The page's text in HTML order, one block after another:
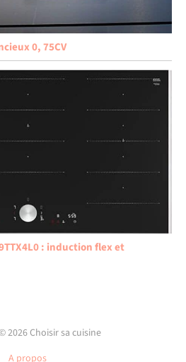
0, 75CV
: induction flex et
2026 Choisir sa cuisine
A propos